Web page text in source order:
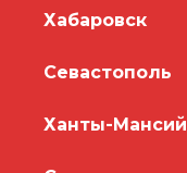
Хабаровск
Севастополь
Ханты-